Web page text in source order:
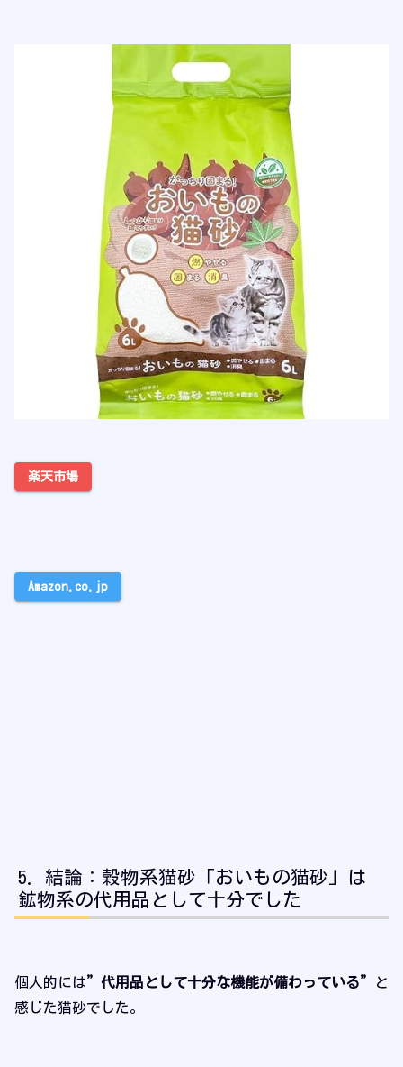
楽天市場
Amazon.co.jp
結論：穀物系猫砂「おいもの猫砂」は
鉱物系の代用品として十分でした
個人的には”代用品として十分な機能が備わっている”
と
感じた猫砂でした。